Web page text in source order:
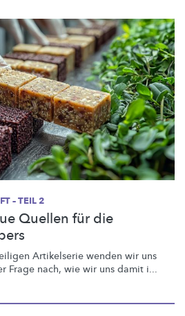
– TEIL 2
Quellen für die
Artikelserie wenden wir uns
Frage nach, wie wir uns damit i...